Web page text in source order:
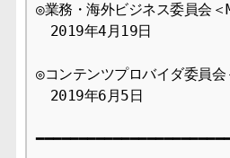
◎業務・海外ビジネス委員会＜
2019年4月19日
◎コンテンツプロバイダ委員会
2019年6月5日